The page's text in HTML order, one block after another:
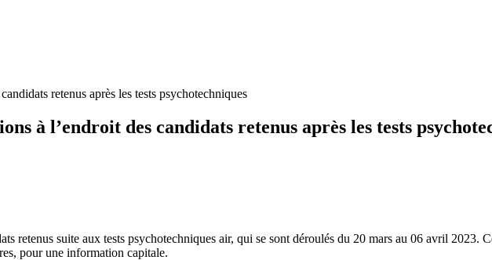
retenus après les tests psychotechniques
à l’endroit des candidats retenus après les tests
retenus suite aux tests psychotechniques air, qui se sont déroulés du 20 mars au 06 avril 2023.
pour une information capitale.